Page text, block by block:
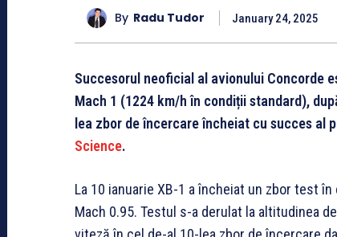
By Radu Tudor January 24, 2025
Succesorul neoficial al avionului Concorde
Mach 1 (1224 km/h în condiții standard),
lea zbor de încercare încheiat cu succes al
Science.
La 10 ianuarie XB-1 a încheiat un zbor test
Mach 0.95. Testul s-a derulat la altitudinea